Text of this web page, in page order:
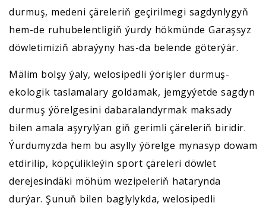
durmuş, medeni çäreleriň geçirilmegi sagdynlygyň
hem-de ruhubelentligiň ýurdy hökmünde Garaşsyz
döwletimiziň abraýyny has-da belende göterýär.
Mälim bolşy ýaly, welosipedli ýörişler durmuş-
ekologik taslamalary goldamak, jemgyýetde sagdyn
durmuş ýörelgesini dabaralandyrmak maksady
bilen amala aşyrylýan giň gerimli çäreleriň biridir.
Ýurdumyzda hem bu asylly ýörelge mynasyp dowam
etdirilip, köpçülikleýin sport çäreleri döwlet
derejesindäki möhüm wezipeleriň hatarynda
durýar. Şunuň bilen baglylykda, welosipedli